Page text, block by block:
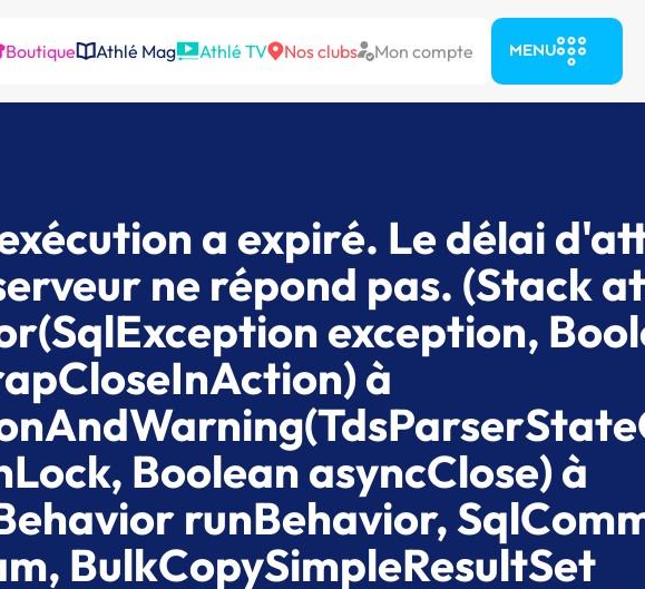
Boutique Athlé Mag Athlé TV Nos clubs Mon compte MENU
a expiré. Le délai
ne répond pas. (Stack
exception,
à
Boolean asyncClose) à
runBehavior,
BulkCopySimpleResultSet